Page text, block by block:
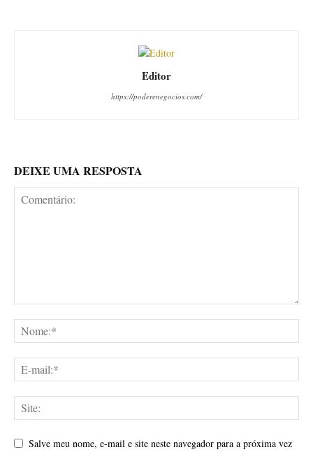
Editor
https://poderenegocios.com/
DEIXE UMA RESPOSTA
Salve meu nome, e-mail e site neste navegador para a próxima vez